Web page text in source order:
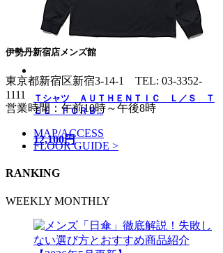
Ｔシャツ ＡＵＴＨＥＮＴＩＣ Ｌ／Ｓ Ｔ
ＥＥ ＦＣＲＢ...
12,100円
伊勢丹新宿店メンズ館
東京都新宿区新宿3-14-1 TEL: 03-3352-
1111
営業時間：午前10時～午後8時
MAP/ACCESS
FLOOR GUIDE >
RANKING
WEEKLY MONTHLY